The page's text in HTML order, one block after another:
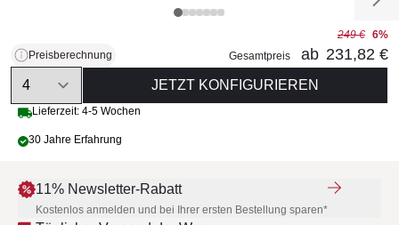
Preisberechnung
249 € 6%
Gesamtpreis
ab 231,82 €
Quantity
JETZT KONFIGURIEREN
Lieferzeit: 4-5 Wochen
30 Jahre Erfahrung
11% Newsletter-Rabatt
Kostenlos anmelden und bei Ihrer ersten Bestellung sparen*